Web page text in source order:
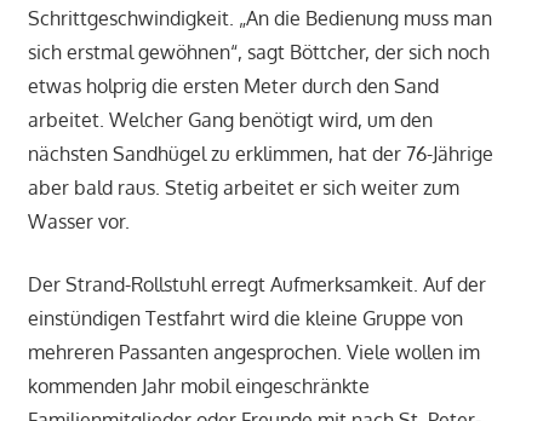
Schrittgeschwindigkeit. „An die Bedienung muss man
sich erstmal gewöhnen“, sagt Böttcher, der sich noch
etwas holprig die ersten Meter durch den Sand
arbeitet. Welcher Gang benötigt wird, um den
nächsten Sandhügel zu erklimmen, hat der 76-Jährige
aber bald raus. Stetig arbeitet er sich weiter zum
Wasser vor.
Der Strand-Rollstuhl erregt Aufmerksamkeit. Auf der
einstündigen Testfahrt wird die kleine Gruppe von
mehreren Passanten angesprochen. Viele wollen im
kommenden Jahr mobil eingeschränkte